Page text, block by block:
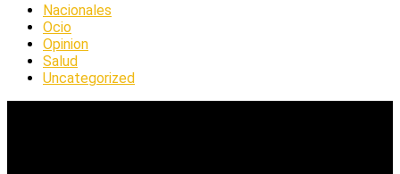
Nacionales
Ocio
Opinion
Salud
Uncategorized